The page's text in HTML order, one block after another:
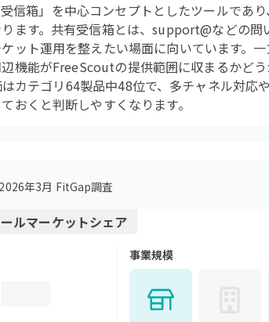
信箱」を中心コンセプトとしたツールであ
ます。共有受信箱とは、support@などの
ット運用を整えたい場面に向いています。
機能がFreeScoutの提供範囲に収まるかど
カテゴリ64製品中48位で、多チャネル対応
おくと判断しやすくなります。
2026年3月 FitGap調査
ルマーケットシェア
事業規模